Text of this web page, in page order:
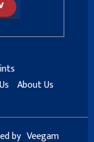
About Us
by Veegam